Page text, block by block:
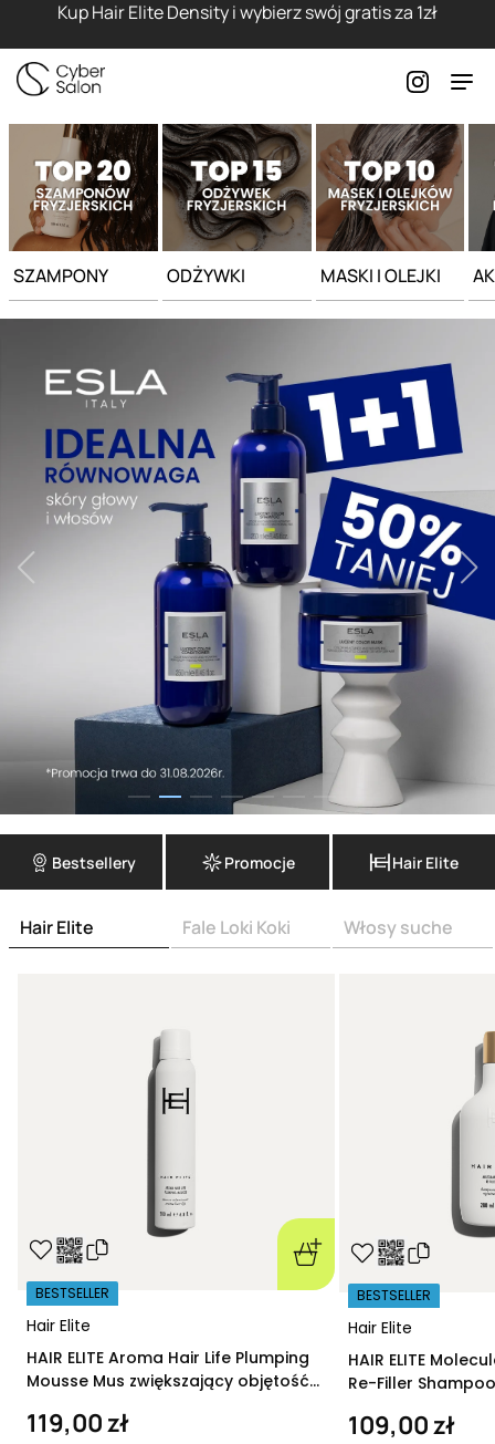
Kup Hair Elite Density i wybierz swój gratis za 1zł
SZAMPONY ODŻYWKI MASKI I OLEJKI
Bestsellery Promocje Hair Elite
Hair Elite Fale Loki Koki Włosy suche
Hair Elite
BESTSELLER
HAIR ELITE Aroma Hair Life Plumping
Mousse Mus zwiększający objętość
119,00 zł
Hair Elite
BESTSELLER
HAIR ELITE
Re-Filler
109,00 zł
Strona główna - Cyber Salon